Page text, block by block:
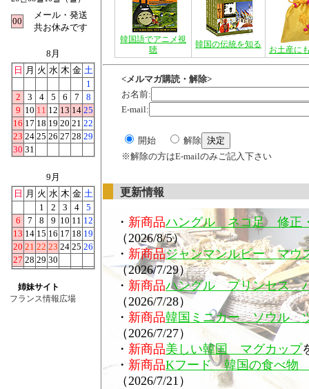
00
メール・発送
共お休みです
8月
日 月 火 水 木 金 土
1
2
3 4 5 6 7
8
9 10 11 12 13 14 25
16 17 18 19 20 21 22
23 24 25 26 27 28 29
30 31
9月
日 月 火 水 木 金 土
1
2 3 4
5
6
7 8 9 10 11 12
13 14 15 16 17 18 19
20 21 22 23 24 25 26
27 28 29 30
姉妹サイト
フランス情報広場
韓国語でアニメ視
聴
韓国の伝統を知る
お土産に
<メルマガ購読・解除>
お名前:
E-mail:
開始
解除
※解除の方はE-mailのみご記入下さい
更新情報
・ 新商品ハングル ネコ足 修正
（2026/8/5）
・ 新商品ジャンマンルピー マウ
（2026/7/29）
・ 新商品ハングル プリンセス
（2026/7/28）
・ 新商品韓国ミニカー ソウル
（2026/7/27）
・ 新商品美しい韓国 マグカップ
・ 新商品Kフード 韓国の食べ物
（2026/7/21）